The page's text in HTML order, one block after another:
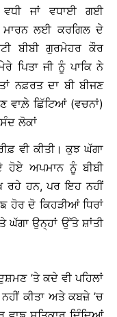
ਵਧੀ ਜਾਂ ਵਧਾਈ ਗਈ
ਮਾਰਨ ਲਈ ਕਰਗਿਲ ਦੇ
ਬੀਬੀ ਗੁਰਮੇਹਰ ਕੌਰ
ਪਿਤਾ ਜੀ ਨੂੰ ਪਾਕਿ ਨੇ
ਨਫ਼ਰਤ ਦਾ ਬੀ ਬੀਜਣ
ਵਾਲ਼ੇ ਛਿੱਟਿਆਂ (ਵਚਨਾਂ)
ਲੋਕਾਂ
ਵੀ ਕੀਤੀ। ਕੁਝ ਘੱਗਾ
ਅਪਮਾਨ ਨੂੰ ਬੀਬੀ
ਰਹੇ ਹਨ, ਪਰ ਇਹ ਨਹੀਂ
ਹੋਰ ਦੋ ਕਿਹੜੀਆਂ ਧਿਰਾਂ
ਘੱਗਾ ਉਨ੍ਹਾਂ ਉੱਤੇ ਸ਼ਾਂਤੀ
’ਤੇ ਕਦੇ ਵੀ ਪਹਿਲਾਂ
ਨਹੀਂ ਕੀਤਾ ਅਤੇ ਕਬਜ਼ੇ ’ਚ